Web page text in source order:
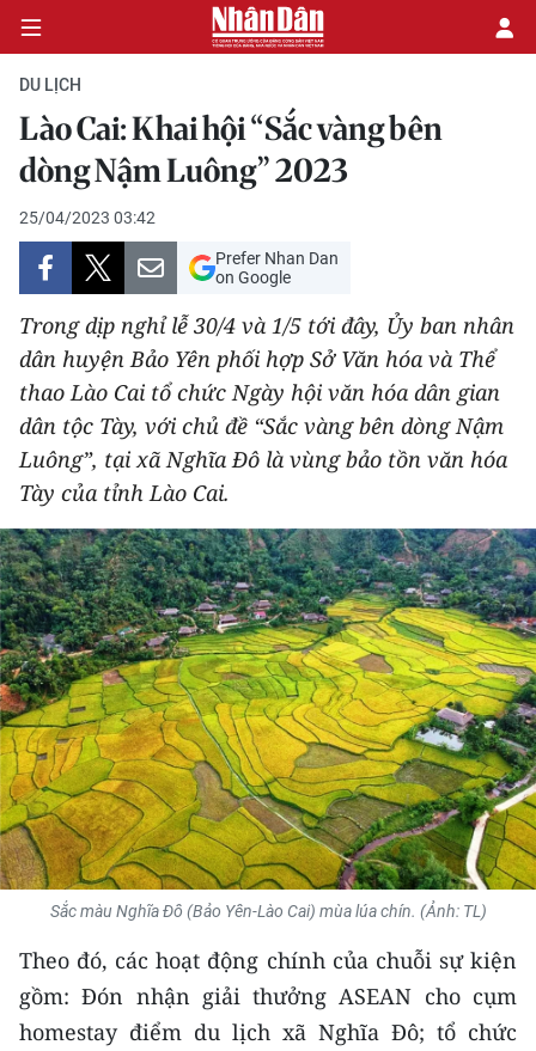
CHÍNH TRỊ
KINH TẾ
VĂN HÓA
XÃ HỘI
PHÁP LUẬT
DU LỊCH
THẾ GIỚI
THỂ THAO
GIÁO DỤC
Y TẾ
KHOA HỌC - CÔNG NGHỆ
MÔI TRƯỜNG
BẠN ĐỌC
KIỂM CHỨNG THÔNG TIN
TRI THỨC CHUYÊN SÂU
54 DÂN TỘC VIỆT NAM
DU LỊCH
Lào Cai: Khai hội “Sắc vàng bên
dòng Nậm Luông” 2023
25/04/2023 03:42
Prefer Nhan Dan
on Google
Trong dịp nghỉ lễ 30/4 và 1/5 tới đây, Ủy ban nhân
dân huyện Bảo Yên phối hợp Sở Văn hóa và Thể
thao Lào Cai tổ chức Ngày hội văn hóa dân gian
dân tộc Tày, với chủ đề “Sắc vàng bên dòng Nậm
Luông”, tại xã Nghĩa Đô là vùng bảo tồn văn hóa
Tày của tỉnh Lào Cai.
Sắc màu Nghĩa Đô (Bảo Yên-Lào Cai) mùa lúa chín. (Ảnh: TL)
Theo đó, các hoạt động chính của chuỗi sự kiện
gồm: Đón nhận giải thưởng ASEAN cho cụm
homestay điểm du lịch xã Nghĩa Đô; tổ chức